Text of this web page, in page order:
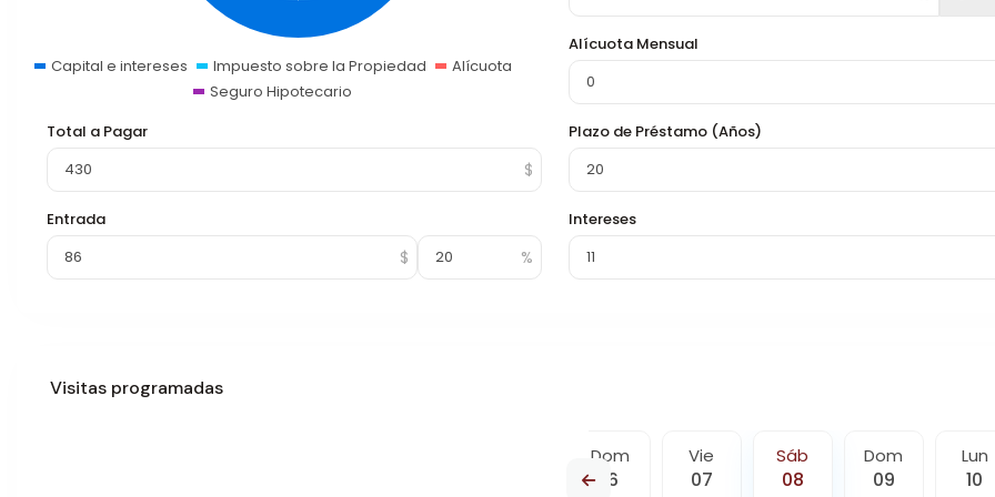
Capital e intereses Impuesto sobre la Propiedad
Alícuota
Seguro Hipotecario
Alícuota Mensual
Total a Pagar
Entrada
Plazo de Préstamo (Años)
Intereses
Visitas programadas
Dom
16
Vie
07
Sáb
08
Dom
09
Lun
10